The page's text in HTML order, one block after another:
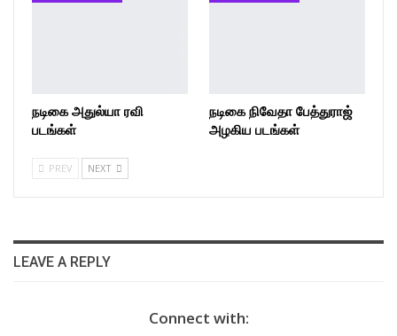
நடிகை அதுல்யா ரவி
படங்கள்
நடிகை நிவேதா பேத்துராஜ்
அழகிய படங்கள்
PREV NEXT
LEAVE A REPLY
Connect with: